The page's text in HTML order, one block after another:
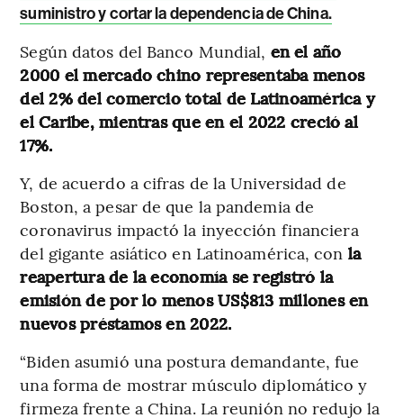
suministro y cortar la dependencia de China.
Según datos del Banco Mundial, en el año
2000 el mercado chino representaba menos
del 2% del comercio total de Latinoamérica y
el Caribe, mientras que en el 2022 creció al
17%.
Y, de acuerdo a cifras de la Universidad de
Boston, a pesar de que la pandemia de
coronavirus impactó la inyección financiera
del gigante asiático en Latinoamérica, con la
reapertura de la economía se registró la
emisión de por lo menos US$813 millones en
nuevos préstamos en 2022.
“Biden asumió una postura demandante, fue
una forma de mostrar músculo diplomático y
firmeza frente a China. La reunión no redujo la